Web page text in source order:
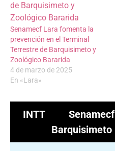
Senamecf Lara fomenta la
prevención en el Terminal
Terrestre de Barquisimeto y
Zoológico Bararida
4 de marzo de 2025
En «Lara»
INTT Senamecf
Barquisimeto